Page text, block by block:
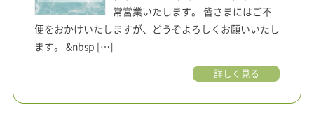
常営業いたします。 皆さまにはご不
便をおかけいたしますが、どうぞよろしくお願いいたし
ます。 &nbsp […]
詳しく見る